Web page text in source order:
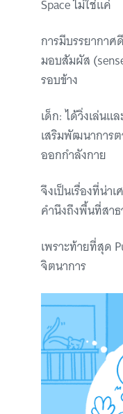
Space ไม่ใช่แค่
การมีบรรยากา
มอบสัมผัส
รอบข้าง
เด็ก: ได้วิ่งเล่นแ
เสริมพัฒนาการ
ออกกำลังกาย
จึงเป็นเรื่องที่น่า
คำนึงถึงพื้นที่สา
เพราะท้ายที่สุด
จิตนาการ